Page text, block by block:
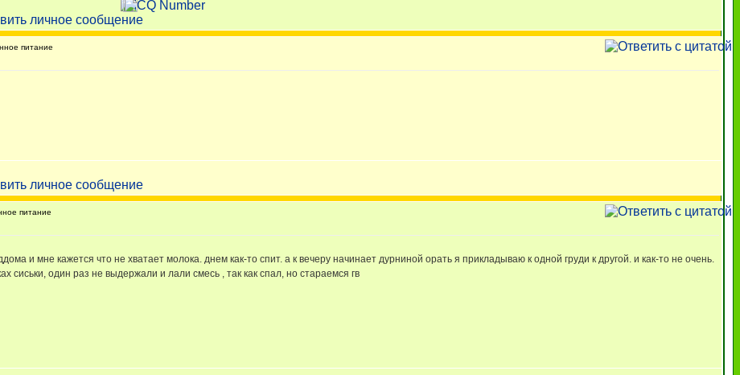
питание
питание
и мне кажется что не хватает молока. днем как-то спит. а к вечеру начинает дурниной орать я прикладываю к одной груди к другой. и как-то не очень.
сиськи, один раз не выдержали и лали смесь , так как спал, но стараемся гв